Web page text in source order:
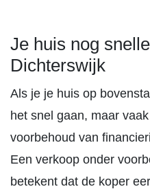
Je huis nog
Dichterswijk
Als je je huis op
het snel gaan, maar
voorbehoud van
Een verkoop onder
betekent dat de koper